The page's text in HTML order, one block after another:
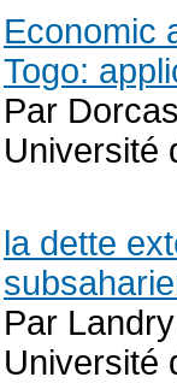
Economic
Togo:
Par
Université
la dette
Par
Université